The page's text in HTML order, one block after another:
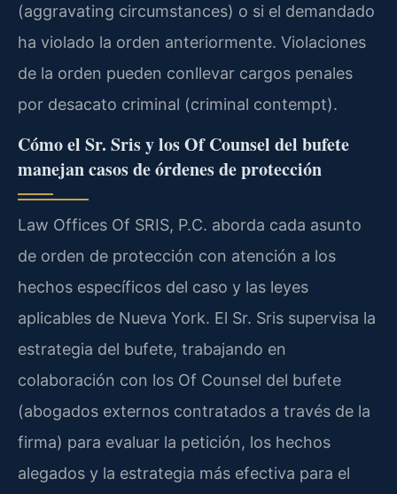
(aggravating circumstances) o si el demandado
ha violado la orden anteriormente. Violaciones
de la orden pueden conllevar cargos penales
por desacato criminal (criminal contempt).
Cómo el Sr. Sris y los Of Counsel del bufete
manejan casos de órdenes de protección
Law Offices Of SRIS, P.C. aborda cada asunto
de orden de protección con atención a los
hechos específicos del caso y las leyes
aplicables de Nueva York. El Sr. Sris supervisa la
estrategia del bufete, trabajando en
colaboración con los Of Counsel del bufete
(abogados externos contratados a través de la
firma) para evaluar la petición, los hechos
alegados y la estrategia más efectiva para el